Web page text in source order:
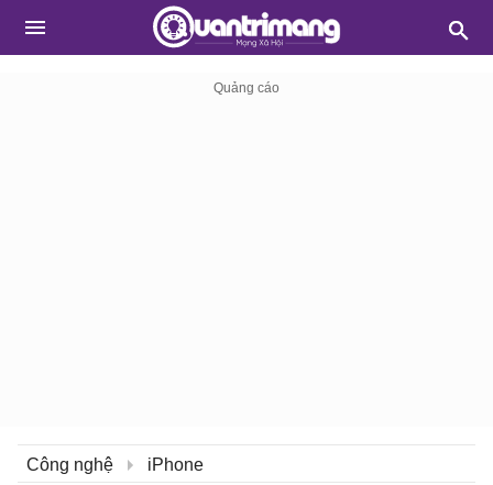
Công nghệ iPhone